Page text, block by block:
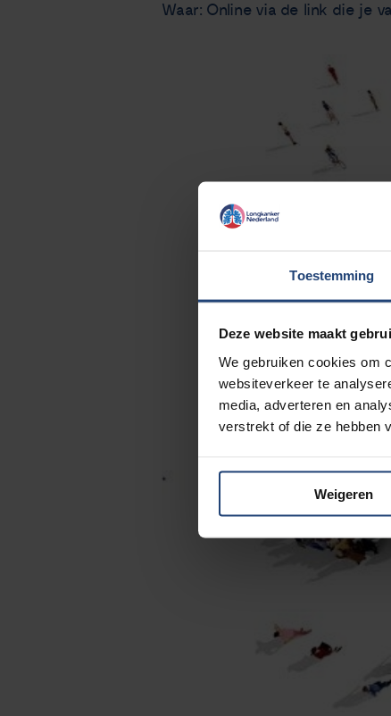
Toestemming
Deze website maakt
We gebruiken cookies om
websiteverkeer te
media, adverteren en
verstrekt of die ze hebben
Weigeren
Waar: Online via de link die je